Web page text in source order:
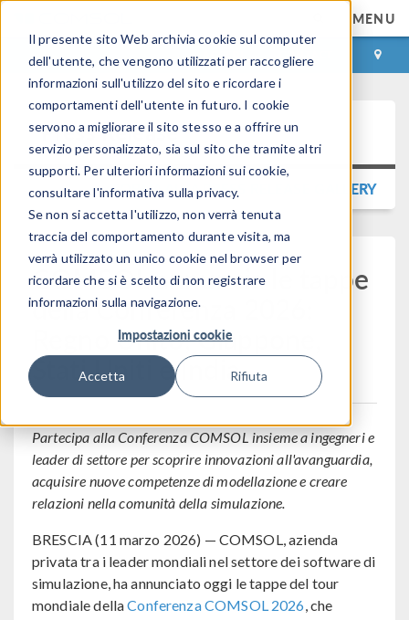
Il presente sito Web archivia cookie sul computer
dell'utente, che vengono utilizzati per raccogliere
informazioni sull'utilizzo del sito e ricordare i
comportamenti dell'utente in futuro. I cookie
servono a migliorare il sito stesso e a offrire un
servizio personalizzato, sia sul sito che tramite altri
supporti. Per ulteriori informazioni sui cookie,
consultare l'informativa sulla privacy.
Se non si accetta l'utilizzo, non verrà tenuta
traccia del comportamento durante visita, ma
verrà utilizzato un unico cookie nel browser per
ricordare che si è scelto di non registrare
informazioni sulla navigazione.
Impostazioni cookie
Accetta Rifiuta
MENU
ACCEDI CONTACT
Press Release
TORNA ALLA PRESS RELEASE GALLERY
COMSOL annuncia le tappe
della Conferenza 2026:
Regno Unito, Giappone,
Stati Uniti e India
Partecipa alla Conferenza COMSOL insieme a ingegneri e
leader di settore per scoprire innovazioni all'avanguardia,
acquisire nuove competenze di modellazione e creare
relazioni nella comunità della simulazione.
BRESCIA (11 marzo 2026) — COMSOL, azienda
privata tra i leader mondiali nel settore dei software di
simulazione, ha annunciato oggi le tappe del tour
mondiale dellaConferenza COMSOL 2026, che